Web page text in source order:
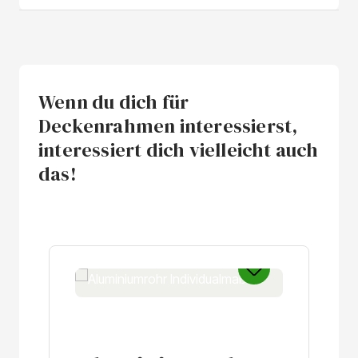
Wenn du dich für
Deckenrahmen interessierst,
interessiert dich vielleicht auch
das!